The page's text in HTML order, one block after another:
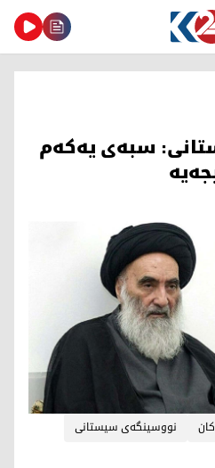
سبەی یەکەم
نووسینگەی سیستانی